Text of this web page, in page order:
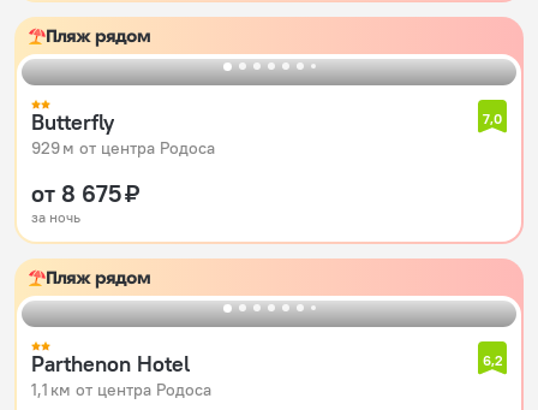
Пляж рядом
Butterfly
929 м от центра Родоса
7,0
от 8 675 ₽
за ночь
Пляж рядом
Parthenon Hotel
1,1 км от центра Родоса
6,2